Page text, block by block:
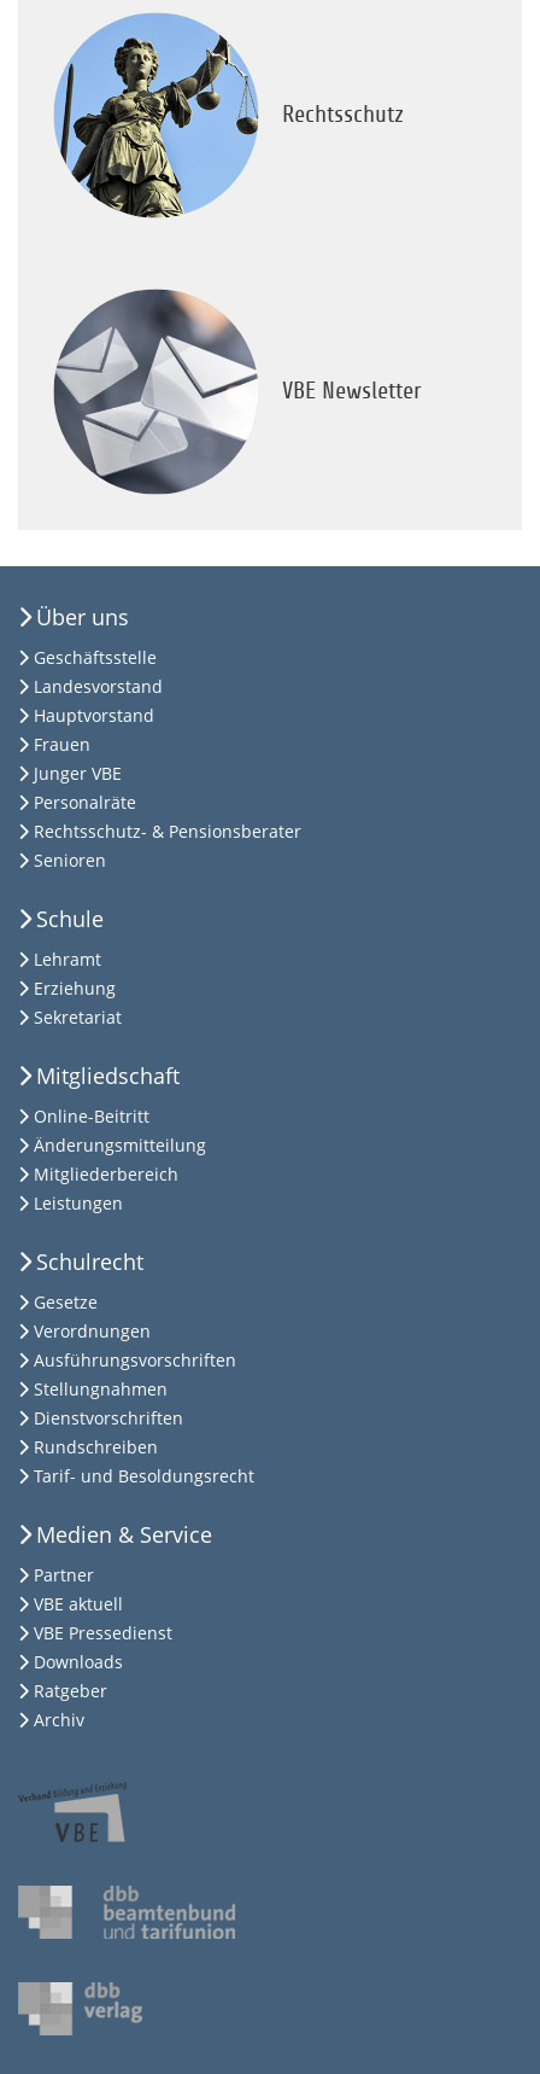
Rechtsschutz
VBE Newsletter
Über uns
Geschäftsstelle
Landesvorstand
Hauptvorstand
Frauen
Junger VBE
Personalräte
Rechtsschutz- & Pensionsberater
Senioren
Schule
Lehramt
Erziehung
Sekretariat
Mitgliedschaft
Online-Beitritt
Änderungsmitteilung
Mitgliederbereich
Leistungen
Schulrecht
Gesetze
Verordnungen
Ausführungsvorschriften
Stellungnahmen
Dienstvorschriften
Rundschreiben
Tarif- und Besoldungsrecht
Medien & Service
Partner
VBE aktuell
VBE Pressedienst
Downloads
Ratgeber
Archiv